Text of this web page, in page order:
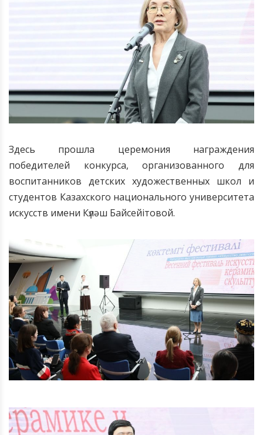
Здесь прошла церемония награждения
победителей конкурса, организованного для
воспитанников детских художественных школ и
студентов Казахского национального университета
искусств имени Күләш Байсейітовой.